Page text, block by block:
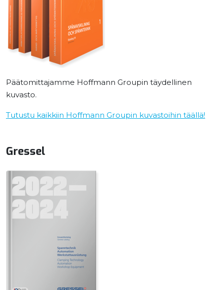
Päätomittajamme Hoffmann Groupin täydellinen
kuvasto.
Tutustu kaikkiin Hoffmann Groupin kuvastoihin täällä!
Gressel